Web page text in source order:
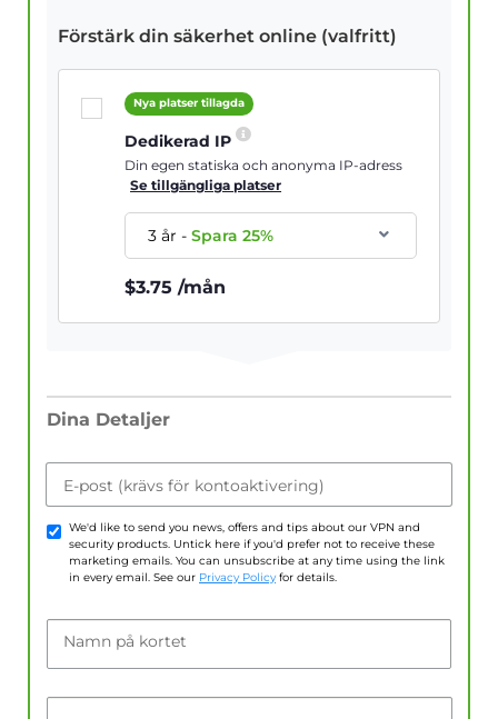
Förstärk din säkerhet online (valfritt)
Nya platser tillagda
Dedikerad IP
Din egen statiska och anonyma IP-adress
Se tillgängliga platser
3 år-Spara25%
$3.75 /mån
Dina Detaljer
E-post (krävs för kontoaktivering)
We'd like to send you news, offers and tips about our VPN and
security products. Untick here if you'd prefer not to receive these
marketing emails. You can unsubscribe at any time using the link
in every email. See our Privacy Policy for details.
Namn på kortet